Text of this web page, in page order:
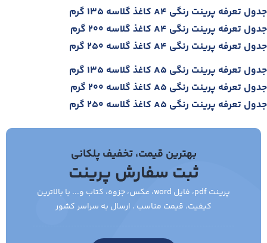
جدول تعرفه پرینت رنگی A4 کاغذ گلاسه 135 گرم
جدول تعرفه پرینت رنگی A4 کاغذ گلاسه 200 گرم
جدول تعرفه پرینت رنگی A4 کاغذ گلاسه 250 گرم
جدول تعرفه پرینت رنگی A5 کاغذ گلاسه 135 گرم
جدول تعرفه پرینت رنگی A5 کاغذ گلاسه 200 گرم
جدول تعرفه پرینت رنگی A5 کاغذ گلاسه 250 گرم
بهترین قیمت، تخفیف پلکانی
ثبت سفارش پرینت
پرینت pdf، فایل word، عکس، جزوه، کتاب و... با بالاترین
کیفیت، قیمت مناسب . ارسال به سراسر کشور